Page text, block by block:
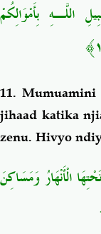
اللَّـهِ بِأَمْوَالِكُمْ
11.Mumuamini
jihaad katika
zenu. Hivyo
الْأَنْهَارُ وَمَسَاكِنَ